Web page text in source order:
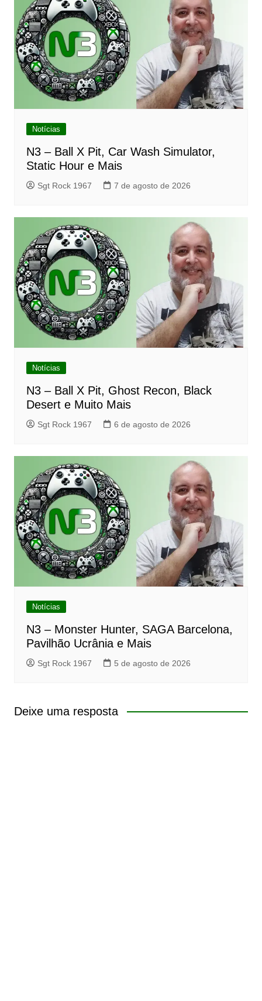
Notícias
N3 – Ball X Pit, Car Wash Simulator,
Static Hour e Mais
Sgt Rock 1967 7 de agosto de 2026
Notícias
N3 – Ball X Pit, Ghost Recon, Black
Desert e Muito Mais
Sgt Rock 1967 6 de agosto de 2026
Notícias
N3 – Monster Hunter, SAGA Barcelona,
Pavilhão Ucrânia e Mais
Sgt Rock 1967 5 de agosto de 2026
Deixe uma resposta